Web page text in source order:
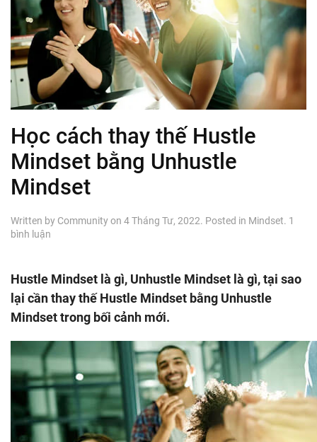
Học cách thay thế Hustle
Mindset bằng Unhustle
Mindset
Written by Communityon 4 Tháng Tư, 2022. Posted in Mindset. 1
bình luận
thay
thế
Hustle
Mindset
Unhustle
Mindset
Hustle Mindset là gì, Unhustle Mindset là gì, tại sao
lại cần thay thế Hustle Mindset bằng Unhustle
Mindset trong bối cảnh mới.